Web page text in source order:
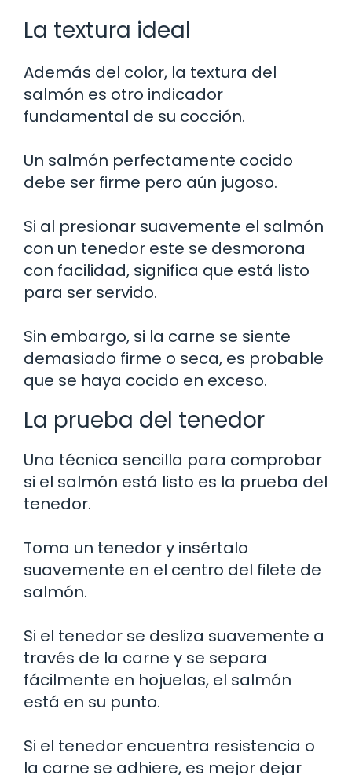
La textura ideal
Además del color, la textura del
salmón es otro indicador
fundamental de su cocción.
Un salmón perfectamente cocido
debe ser firme pero aún jugoso.
Si al presionar suavemente el salmón
con un tenedor este se desmorona
con facilidad, significa que está listo
para ser servido.
Sin embargo, si la carne se siente
demasiado firme o seca, es probable
que se haya cocido en exceso.
La prueba del tenedor
Una técnica sencilla para comprobar
si el salmón está listo es la prueba del
tenedor.
Toma un tenedor y insértalo
suavemente en el centro del filete de
salmón.
Si el tenedor se desliza suavemente a
través de la carne y se separa
fácilmente en hojuelas, el salmón
está en su punto.
Si el tenedor encuentra resistencia o
la carne se adhiere, es mejor dejar